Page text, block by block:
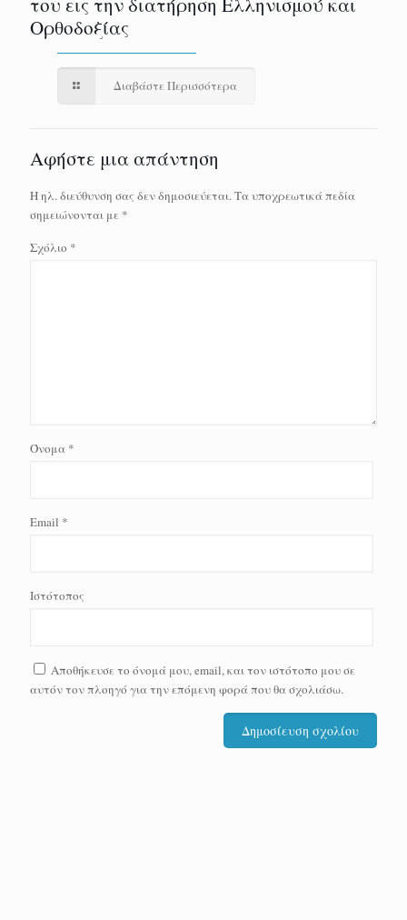
Ορθοδοξίας
Διαβάστε Περισσότερα
Αφήστε μια απάντηση
Η ηλ. διεύθυνση σας δεν δημοσιεύεται.Τα υποχρεωτικά πεδία
σημειώνονται με *
Σχόλιο *
Όνομα *
Email *
Ιστότοπος
Αποθήκευσε το όνομά μου, email, και τον ιστότοπο μου σε
αυτόν τον πλοηγό για την επόμενη φορά που θα σχολιάσω.